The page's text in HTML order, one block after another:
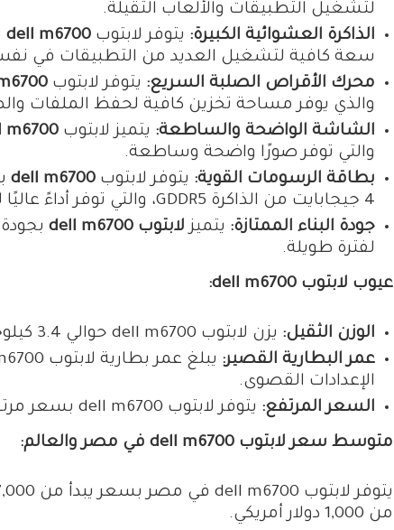
لتشغيل التطبيقات والألعاب الثقيلة.
الذاكرة العشوائية الكبيرة: يتوفر لابتوب
سعة كافية لتشغيل العديد من التطبيقات في
محرك الأقراص الصلبة السريع: يتوفر لابتوب
والذي يوفر مساحة تخزين كافية لحفظ الملفات
الشاشة الواضحة والساطعة: يتميز لابتوب m6700
والتي توفر صورًا واضحة وساطعة.
بطاقة الرسومات القوية: يتوفر لابتوب dell m6700
4 جيجابايت من الذاكرة GDDR5، والتي توفر أداءً عاليًا لتطبيقات الرسومات والتصميم والتحرير.
جودة البناء الممتازة: يتميزلابتوب dell m6700
لفترة طويلة.
عيوب لابتوب dell m6700:
الوزن الثقيل: يزن لابتوب dell m6700 حوالي 3.4 كيلوجرام، مما يجعله ثقيلًا بعض الشيء.
عمر البطارية القصير:
الإعدادات القصوى.
السعر المرتفع: يتوفر لابتوب dell m6700 بسعر مرتفع نسبيًا.
متوسط سعر لابتوب dell m6700 في مصر والعالم:
من 1,000 دولار أمريكي.